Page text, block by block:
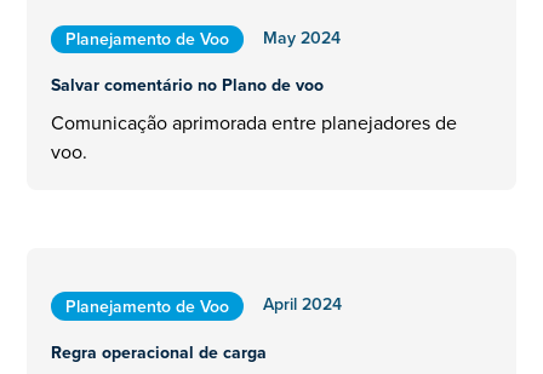
Planejamento de Voo
May 2024
Salvar comentário no Plano de voo
Comunicação aprimorada entre planejadores de
voo.
Planejamento de Voo
April 2024
Regra operacional de carga